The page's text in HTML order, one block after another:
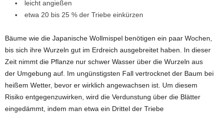
leicht angießen
etwa 20 bis 25 % der Triebe einkürzen
Bäume wie die Japanische Wollmispel benötigen ein paar Wochen,
bis sich ihre Wurzeln gut im Erdreich ausgebreitet haben. In dieser
Zeit nimmt die Pflanze nur schwer Wasser über die Wurzeln aus
der Umgebung auf. Im ungünstigsten Fall vertrocknet der Baum bei
heißem Wetter, bevor er wirklich angewachsen ist. Um diesem
Risiko entgegenzuwirken, wird die Verdunstung über die Blätter
eingedämmt, indem man etwa ein Drittel der Triebe